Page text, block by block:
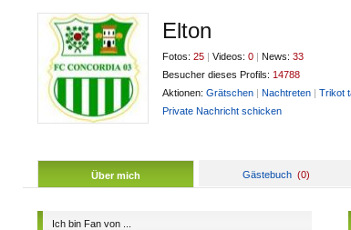
Elton
Fotos: 25 | Videos: 0 | News: 33
Besucher dieses Profils: 14788
Aktionen: Grätschen | Nachtreten | Trikot
Private Nachricht schicken
Über mich Gästebuch (0)
Ich bin Fan von ...